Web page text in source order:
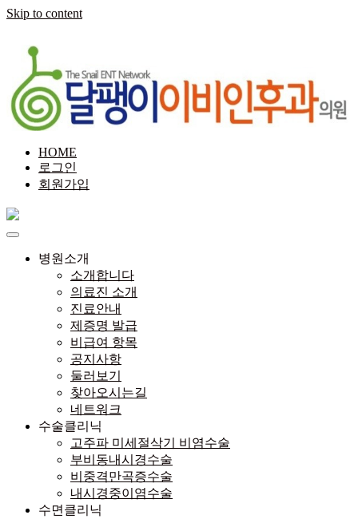
Skip to content
HOME
로그인
회원가입
병원소개
소개합니다
의료진 소개
진료안내
제증명 발급
비급여 항목
공지사항
둘러보기
찾아오시는길
네트워크
수술클리닉
고주파 미세절삭기 비염수술
부비동내시경수술
비중격만곡증수술
내시경중이염수술
수면클리닉